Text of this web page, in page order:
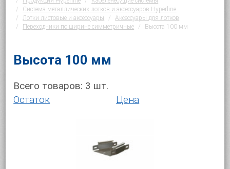
Система металлических лотков и аксессуаров Hyperline
Лотки листовые и аксессуары
Аксессуары для лотков
Переходники по ширине симметричные
Высота 100 мм
Высота 100 мм
Всего товаров: 3 шт.
Остаток
Цена